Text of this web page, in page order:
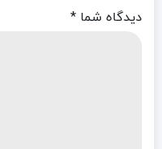
دیدگاه شما *